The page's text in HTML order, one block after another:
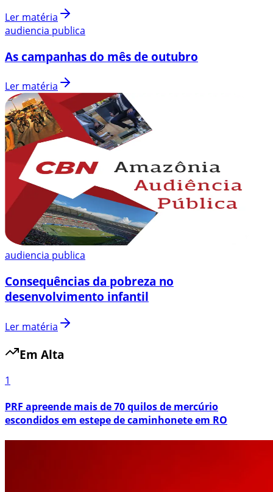
Ler matéria
audiencia publica
As campanhas do mês de outubro
Ler matéria
audiencia publica
Consequências da pobreza no
desenvolvimento infantil
Ler matéria
Em Alta
1
PRF apreende mais de 70 quilos de mercúrio
escondidos em estepe de caminhonete em RO